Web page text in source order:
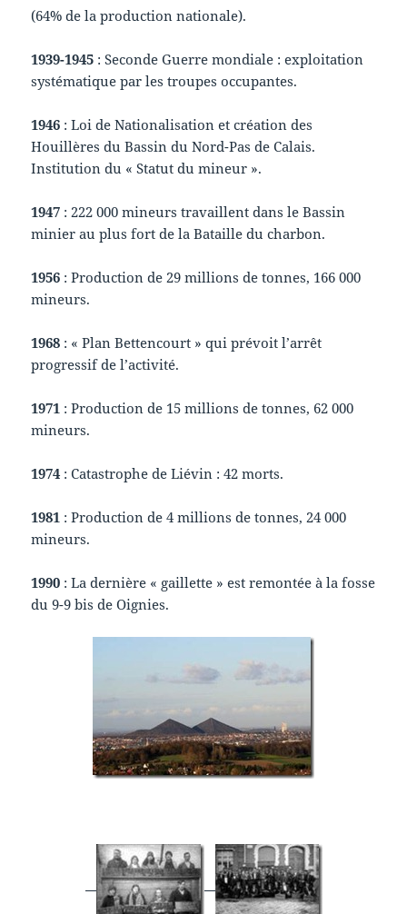
(64% de la production nationale).
1939-1945 : Seconde Guerre mondiale : exploitation
systématique par les troupes occupantes.
1946 : Loi de Nationalisation et création des
Houillères du Bassin du Nord-Pas de Calais.
Institution du « Statut du mineur ».
1947 : 222 000 mineurs travaillent dans le Bassin
minier au plus fort de la Bataille du charbon.
1956 : Production de 29 millions de tonnes, 166 000
mineurs.
1968 : « Plan Bettencourt » qui prévoit l’arrêt
progressif de l’activité.
1971 : Production de 15 millions de tonnes, 62 000
mineurs.
1974 : Catastrophe de Liévin : 42 morts.
1981 : Production de 4 millions de tonnes, 24 000
mineurs.
1990 : La dernière « gaillette » est remontée à la fosse
du 9-9 bis de Oignies.